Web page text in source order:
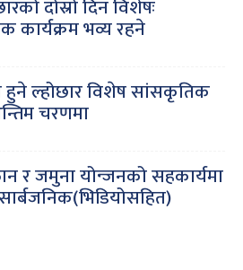
दोस्रो दिन विशेषः
कार्यक्रम भव्य रहने
हुने ल्होछार विशेष सांसकृतिक
चरणमा
र जमुना योन्जनको सहकार्यमा